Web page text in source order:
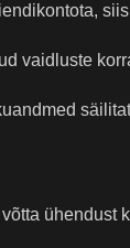
vaidluste